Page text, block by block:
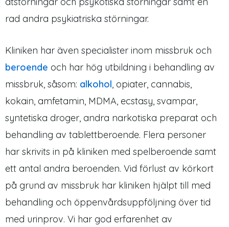
rad andra psykiatriska störningar.
Kliniken har även specialister inom missbruk och
beroende och har hög utbildning i behandling av
missbruk, såsom: alkohol, opiater, cannabis,
kokain, amfetamin, MDMA, ecstasy, svampar,
syntetiska droger, andra narkotiska preparat och
behandling av tablettberoende. Flera personer
har skrivits in på kliniken med spelberoende samt
ett antal andra beroenden. Vid förlust av körkort
på grund av missbruk har kliniken hjälpt till med
behandling och öppenvårdsuppföljning över tid
med urinprov. Vi har god erfarenhet av